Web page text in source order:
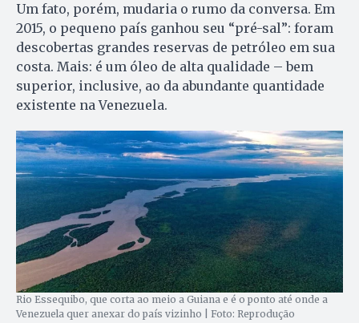
Um fato, porém, mudaria o rumo da conversa. Em
2015, o pequeno país ganhou seu “pré-sal”: foram
descobertas grandes reservas de petróleo em sua
costa. Mais: é um óleo de alta qualidade – bem
superior, inclusive, ao da abundante quantidade
existente na Venezuela.
Rio Essequibo, que corta ao meio a Guiana e é o ponto até onde a
Venezuela quer anexar do país vizinho | Foto: Reprodução